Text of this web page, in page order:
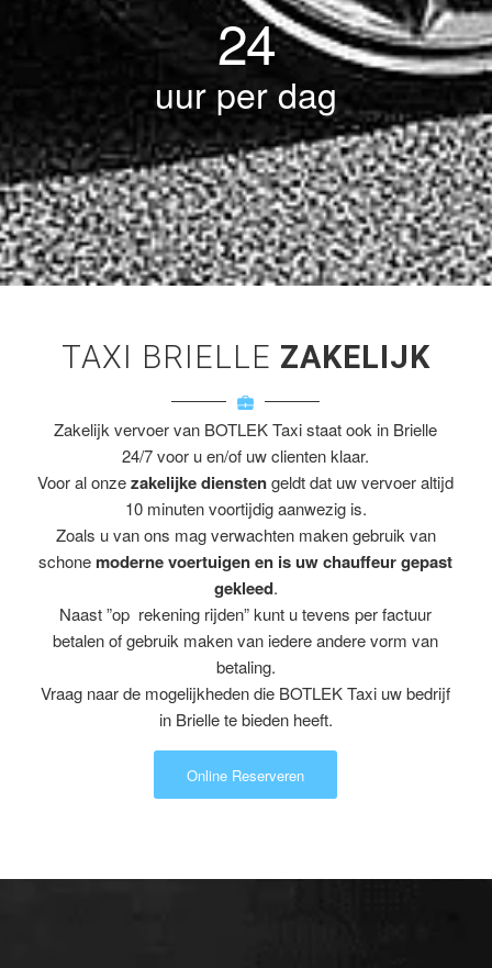
24
uur per dag
TAXI BRIELLE ZAKELIJK
Zakelijk vervoer van BOTLEK Taxi staat ook in Brielle
24/7 voor u en/of uw clienten klaar.
Voor al onzezakelijke dienstengeldt dat uw vervoer altijd
10 minuten voortijdig aanwezig is.
Zoals u van ons mag verwachten maken gebruik van
schone moderne voertuigen en is uw chauffeur gepast
gekleed.
Naast ”op rekening rijden” kunt u tevens per factuur
betalen of gebruik maken van iedere andere vorm van
betaling.
Vraag naar de mogelijkheden die BOTLEK Taxi uw bedrijf
in Brielle te bieden heeft.
Online Reserveren